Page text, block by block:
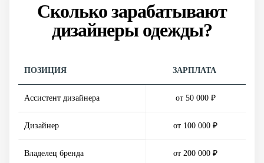
Сколько зарабатывают
дизайнеры одежды?
ПОЗИЦИЯ ЗАРПЛАТА
Ассистент дизайнера от 50 000 ₽
Дизайнер от 100 000 ₽
Владелец бренда от 200 000 ₽